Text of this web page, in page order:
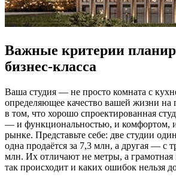
Важные критерии
бизнес-класса
Ваша студия — не просто комната с
определяющее качество вашей жизни на
в том, что хорошо спроектированная
— и функциональностью, и комфортом,
рынке. Представьте себе: две студии
одна продаётся за 7,3 млн, а другая — с
млн. Их отличают не метры, а
так происходит и каких ошибок нельзя